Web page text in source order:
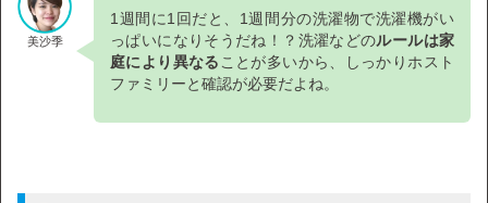
美沙季
1週間に1回だと、1週間分の洗濯物で洗濯機がい
っぱいになりそうだね！？洗濯などのルールは家
庭により異なることが多いから、しっかりホスト
ファミリーと確認が必要だよね。